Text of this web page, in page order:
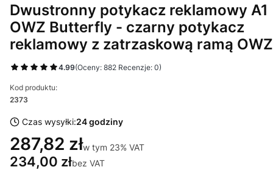
Dwustronny potykacz reklamowy A1
OWZ Butterfly - czarny potykacz
reklamowy z zatrzaskową ramą OWZ
4.99(Oceny: 882 Recenzje: 0)
Kod produktu:
2373
Czas wysyłki:24 godziny
287,82 złw tym 23% VAT
w tym 23% VAT
234,00 złbez VAT